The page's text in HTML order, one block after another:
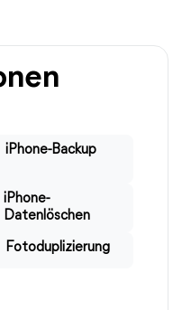
iPhone-Backup
iPhone-
Datenlöschen
Fotoduplizierung